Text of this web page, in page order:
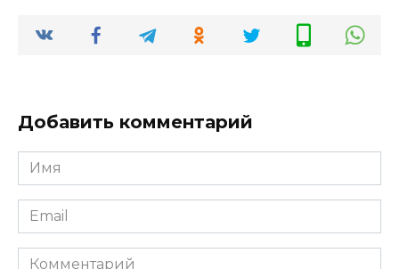
Добавить комментарий
Имя
*
Email
*
Комментарий